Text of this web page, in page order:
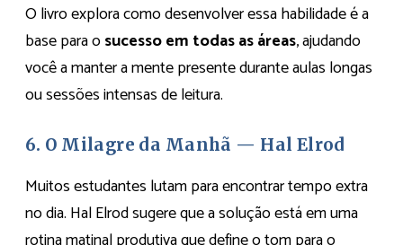
O livro explora como desenvolver essa habilidade é a
base para osucesso em todas as áreas, ajudando
você a manter a mente presente durante aulas longas
ou sessões intensas de leitura.
6. O Milagre da Manhã — Hal Elrod
Muitos estudantes lutam para encontrar tempo extra
no dia. Hal Elrod sugere que a solução está em uma